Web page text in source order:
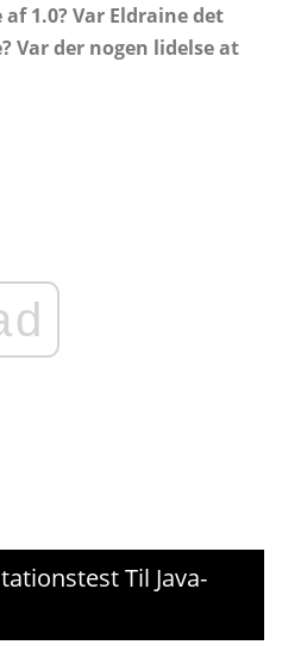
1.0? Var Eldraine det
Var der nogen lidelse at
Til Java-